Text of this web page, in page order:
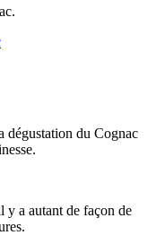
dégustation du Cognac
a autant de façon de